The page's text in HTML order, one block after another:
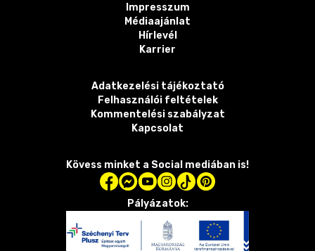
Impresszum
Médiaajánlat
Hírlevél
Karrier
Adatkezelési tájékoztató
Felhasználói feltételek
Kommentelési szabályzat
Kapcsolat
Kövess minket a Social mediában is!
Pályázatok: